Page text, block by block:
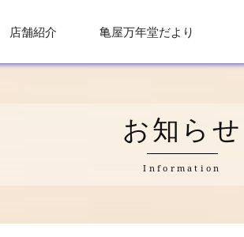
店舗紹介 亀屋万年堂だより
お知らせ
Information